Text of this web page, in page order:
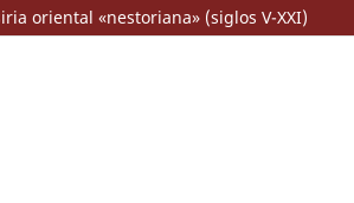
oriental «nestoriana» (siglos V-XXI)